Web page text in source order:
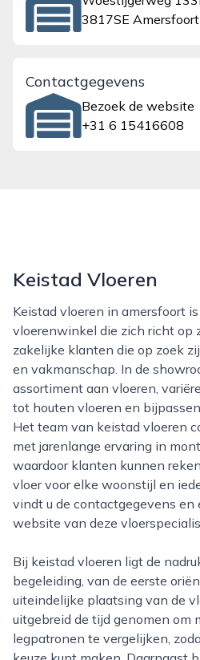
3817SE Amersfoort
Contactgegevens
Bezoek de website
+31 6 15416608
Keistad Vloeren
Keistad vloeren in amersfoort is een gespecialiseerde
vloerenwinkel die zich richt op
zakelijke klanten die op zoek
en vakmanschap. In de
assortiment aan vloeren,
tot houten vloeren en
Het team van keistad vloeren
met jarenlange ervaring in
waardoor klanten kunnen
vloer voor elke woonstijl en
vindt u de contactgegevens en
website van deze
Bij keistad vloeren ligt de nadruk op persoonlijke
begeleiding, van de eerste
uiteindelijke plaatsing van de
uitgebreid de tijd genomen om
legpatronen te vergelijken,